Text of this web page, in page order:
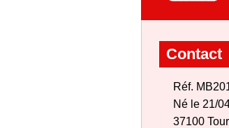
Contact
Réf.
Né le 21/
37100